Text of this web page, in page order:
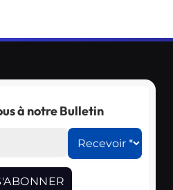
à notre Bulletin